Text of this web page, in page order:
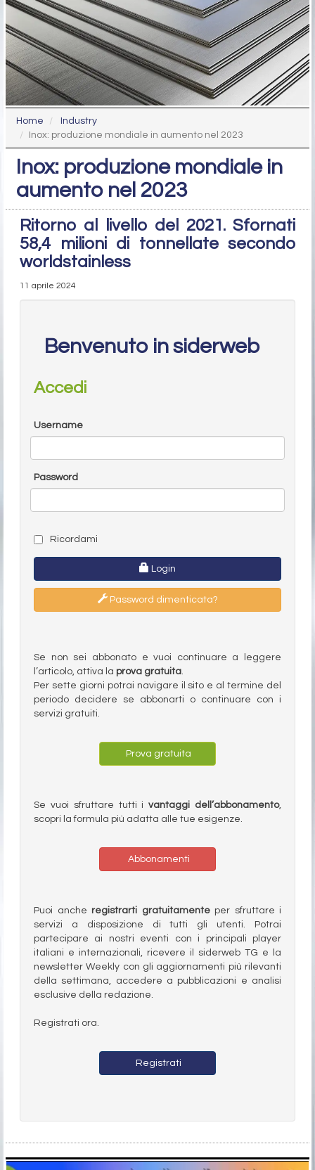
Home
Industry
Inox: produzione mondiale in aumento nel 2023
Inox: produzione mondiale in
aumento nel 2023
Ritorno al livello del 2021. Sfornati
58,4 milioni di tonnellate secondo
worldstainless
11 aprile 2024
Benvenuto in siderweb
Accedi
Username
Password
Ricordami
Login
Password dimenticata?
Se non sei abbonato e vuoi continuare a leggere
l’articolo, attiva la prova gratuita.
Per sette giorni potrai navigare il sito e al termine del
periodo decidere se abbonarti o continuare con i
servizi gratuiti.
Prova gratuita
Se vuoi sfruttare tutti ivantaggi dell’abbonamento,
scopri la formula più adatta alle tue esigenze.
Abbonamenti
Puoi anche registrarti gratuitamenteper sfruttare i
servizi a disposizione di tutti gli utenti. Potrai
partecipare ai nostri eventi con i principali player
italiani e internazionali, ricevere il siderweb TG e la
newsletter Weekly con gli aggiornamenti più rilevanti
della settimana, accedere a pubblicazioni e analisi
esclusive della redazione.
Registrati ora.
Registrati